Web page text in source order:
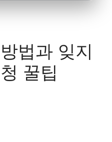
법과 잊지
꿀팁